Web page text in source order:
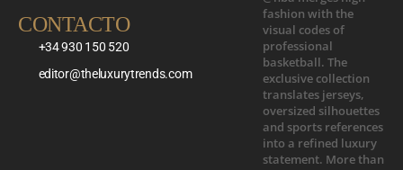
CONTACTO
+34 930 150 520
editor@theluxurytrends.com